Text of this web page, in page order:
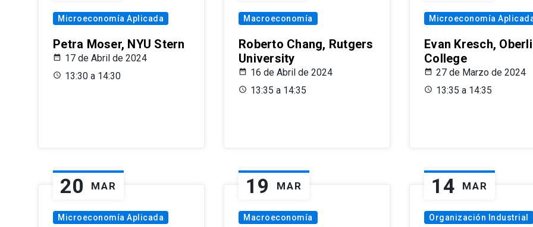
Microeconomía Aplicada
Petra Moser, NYU Stern
17 de Abril de 2024
13:30 a 14:30
Macroeconomía
Roberto Chang, Rutgers
University
16 de Abril de 2024
13:35 a 14:35
Microeconomía
Evan Kresch,
College
27 de Marzo de 2024
13:35 a 14:35
20 MAR
Microeconomía Aplicada
19 MAR
Macroeconomía
14 MAR
Organización Industrial